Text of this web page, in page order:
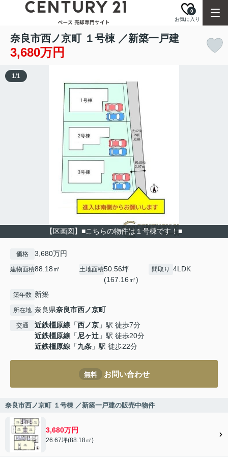
お気に入り
0
奈良市西ノ京町 １号棟 ／新築一戸建
3,680万円
【区画図】■こちらの物件は１号棟です！■
1/1
価格 3,680万円
建物面積88.18㎡ 土地面積50.56坪
(167.16㎡)
間取り 4LDK
築年数 新築
所在地 奈良県奈良市西ノ京町
交通 近鉄橿原線 「西ノ京 」駅 徒歩7分
近鉄橿原線 「尼ヶ辻 」駅 徒歩20分
近鉄橿原線 「九条 」駅 徒歩22分
無料 お問い合わせ
奈良市西ノ京町 １号棟 ／新築一戸建の販売中物件
3,680万円
26.67坪(88.18㎡)